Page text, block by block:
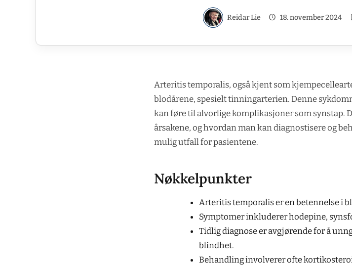
Reidar Lie 18. november 2024
Arteritis temporalis, også kjent som
blodårene, spesielt tinningarterien. Denne
kan føre til alvorlige komplikasjoner som synstap.
årsakene, og hvordan man kan diagnostisere og
mulig utfall for pasientene.
Nøkkelpunkter
Arteritis temporalis er en betennelse i
Symptomer inkluderer hodepine,
Tidlig diagnose er avgjørende for å
blindhet.
Behandling involverer ofte